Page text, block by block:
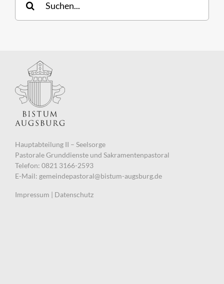
nach:
Hauptabteilung II – Seelsorge
Pastorale Grunddienste und Sakramentenpastoral
Telefon: 0821 3166-2593
E-Mail: gemeindepastoral@bistum-augsburg.de
Impressum | Datenschutz